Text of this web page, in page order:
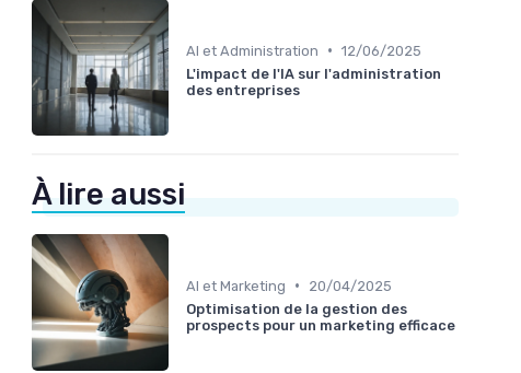
AI et Administration • 12/06/2025
L'impact de l'IA sur l'administration
des entreprises
À lire aussi
AI et Marketing •
20/04/2025
Optimisation de la gestion des
prospects pour un marketing efficace